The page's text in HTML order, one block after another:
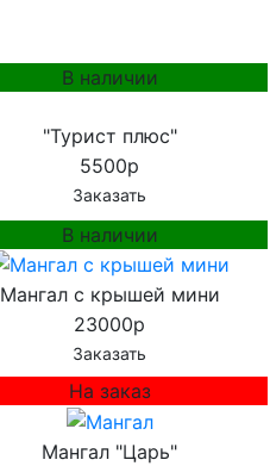
В наличии
"Турист плюс"
5500р
Заказать
В наличии
Мангал с крышей мини
23000р
Заказать
На заказ
Мангал "Царь"